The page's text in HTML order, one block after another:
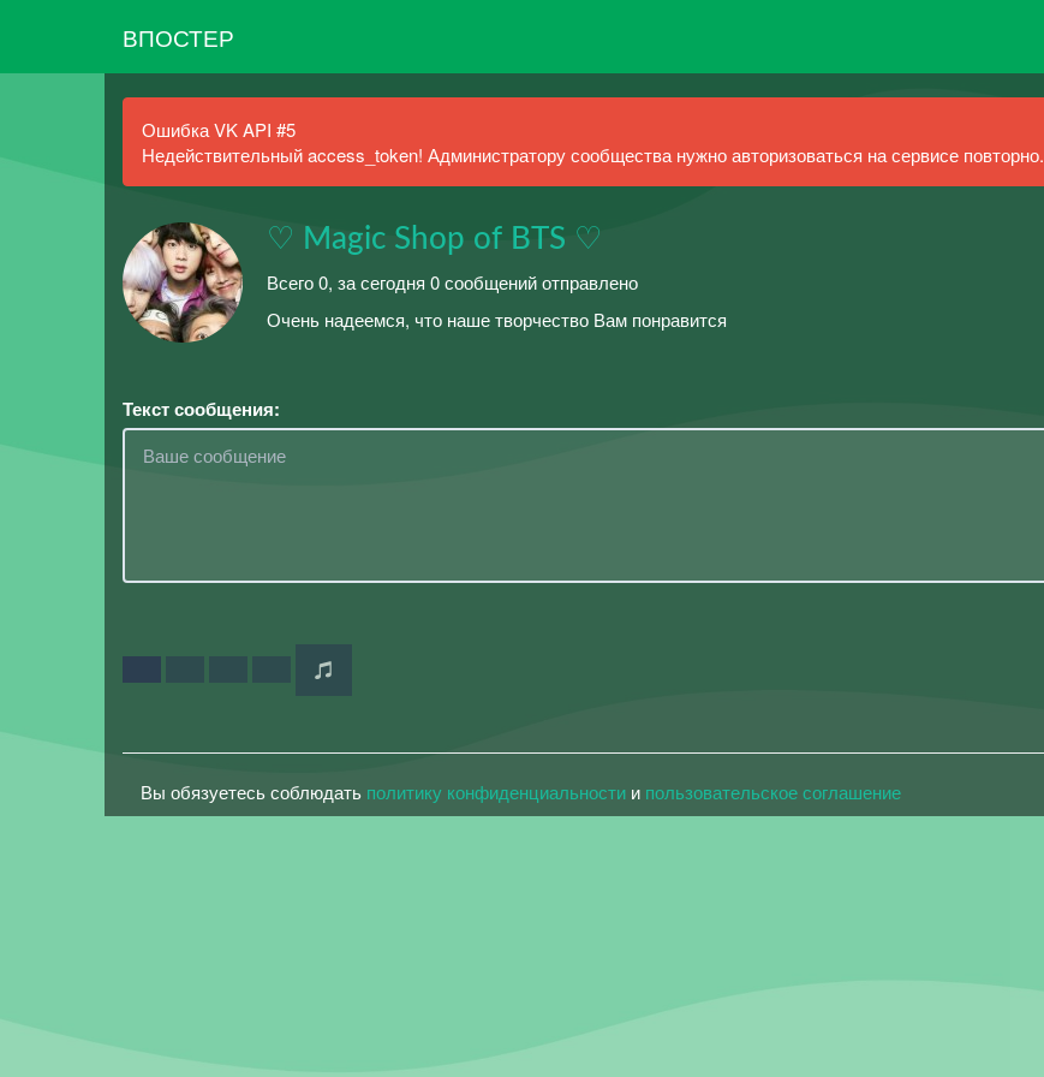
ВПОСТЕР
Ошибка VK API #5
Недействительный access_token! Администратору сообщества нужно авторизоваться на сервисе повторно.
♡ Magic Shop of BTS ♡
Всего 0, за сегодня 0 сообщений отправлено
Очень надеемся, что наше творчество Вам понравится
Текст сообщения:
Вы обязуетесь соблюдать политику конфиденциальности и пользовательское соглашение